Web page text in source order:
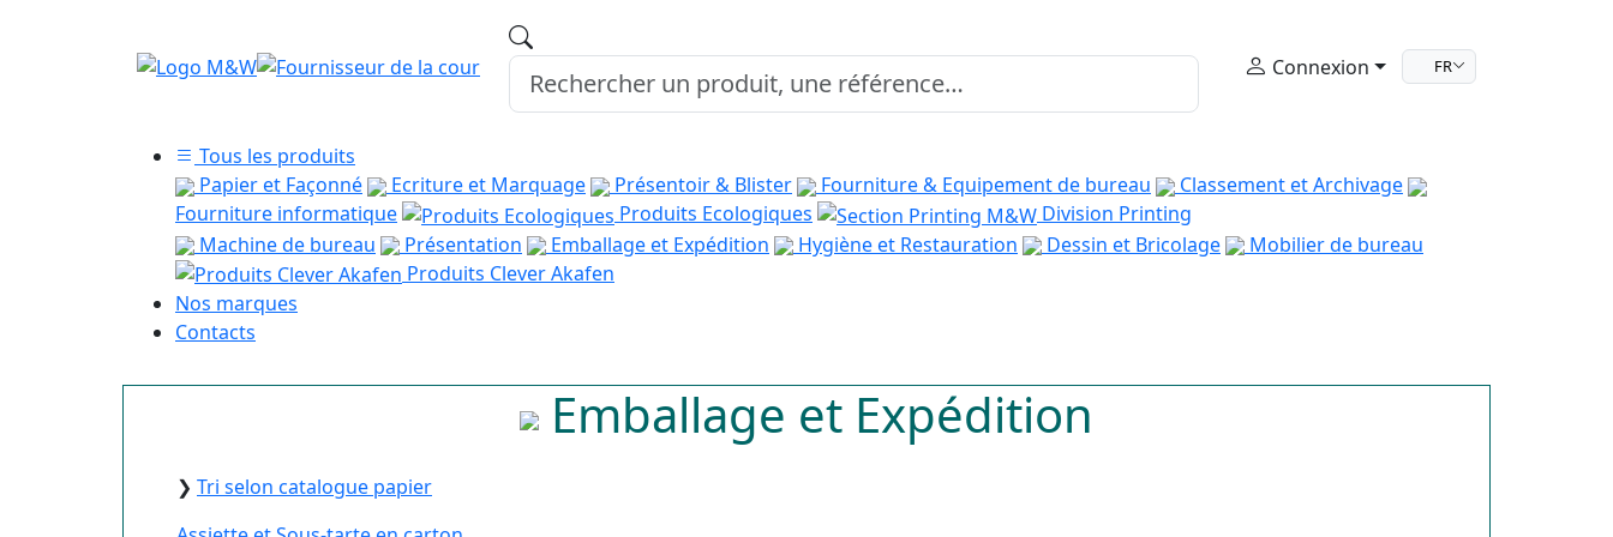
Connexion FR
Tous les produits
Papier et Façonné
Ecriture et Marquage Présentoir & Blister Fourniture & Equipement de bureau
Classement et Archivage
Fourniture informatique
Produits Ecologiques
Division Printing
Machine de bureau
Présentation Emballage et Expédition Hygiène et Restauration Dessin et Bricolage
Mobilier de bureau
Produits Clever Akafen
Nos marques
Contacts
Emballage et Expédition
❯ Tri selon catalogue papier